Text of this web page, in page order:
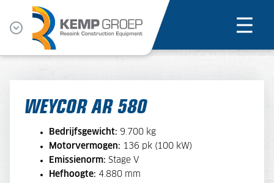
WEYCOR AR 580
Bedrijfsgewicht: 9.700 kg
Motorvermogen: 136 pk (100 kW)
Emissienorm: Stage V
Hefhoogte: 4.880 mm